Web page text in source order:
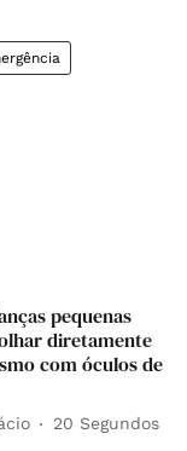
pequenas
diretamente
com óculos de
21 Segundos